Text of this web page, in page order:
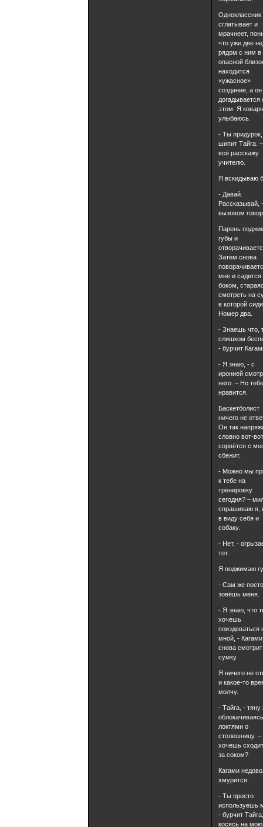
Одноклассник
сглатывает и
мрачнеет,
что уже две
рядом с ним в
опасной
находится
«ужасное»
создание, а
догадывается
этом. Я
улыбаюсь.
- Ты
шипит Тайга.
всё расскажу
учителю.
Я вскидываю
- Давай.
Рассказывай,
вызовом
Парень
губы и
Затем снова
мне и садится
боком,
смотреть на
в которой
Номер два.
- Знаешь что,
слишком
- бурчит
- Я знаю, - с
иронией
него. – Но
нравится.
Баскетболист
ничего не
Он так
словно вот-
сорвётся с
сбежит.
- Можно мы
к тебе на
тренировку
сегодня? –
спрашиваю я,
в виду себя и
собаку.
- Нет, -
тот.
Я поджимаю
- Сам же
зовёшь меня.
- Я знаю, что
хочешь
поиздеваться
мной, - Кагами
снова
сумку.
Я ничего не
и какое-то
молчу.
- Тайга, - тяну
локтями о
столешницу.
хочешь
за соком?
Кагами
хмурится.
- Ты просто
используешь
- бурчит
косясь на мою